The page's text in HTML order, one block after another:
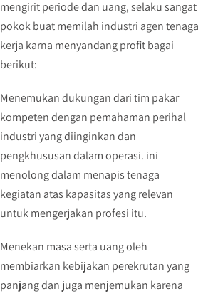
mengirit periode dan uang, selaku sangat
pokok buat memilah industri agen tenaga
kerja karna menyandang profit bagai
berikut:
Menemukan dukungan dari tim pakar
kompeten dengan pemahaman perihal
industri yang diinginkan dan
pengkhususan dalam operasi. ini
menolong dalam menapis tenaga
kegiatan atas kapasitas yang relevan
untuk mengerjakan profesi itu.
Menekan masa serta uang oleh
membiarkan kebijakan perekrutan yang
panjang dan juga menjemukan karena